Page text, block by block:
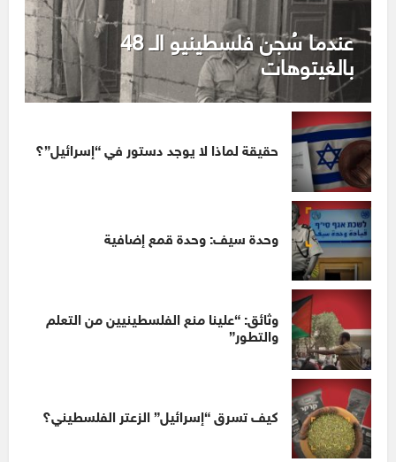
عندما سُجن فلسطينيو الـ 48
بالغيتوهات
حقيقة لماذا لا يوجد دستور في “إسرائيل”؟
وحدة سيف: وحدة قمع إضافية
وثائق: “علينا منع الفلسطينيين من التعلم
والتطور”
كيف تسرق “إسرائيل” الزعتر الفلسطيني؟